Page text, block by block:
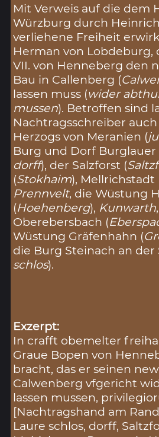
Mit Verweis auf die dem
Würzburg durch
verliehene Freiheit
Herman von Lobdeburg,
VII. von Henneberg den
Bau in Callenberg (
lassen muss (wider
mussen). Betroffen sind
Nachtragsschreiber
Herzogs von Meranien (
Burg und Dorf Burglauer
dorff), der Salzforst (
(Stokhaim), Mellrichstadt
Prennvelt, die Wüstung
(Hoehenberg), Kunwarth
Oberebersbach (
Wüstung Gräfenhahn (
die Burg Steinach an der
schlos).
Exzerpt:
In crafft obemelter
Graue Bopen von
bracht, das er seinen
Calwenberg vfgericht
lassen mussen,
[Nachtragshand am
Laure schlos, dorff,